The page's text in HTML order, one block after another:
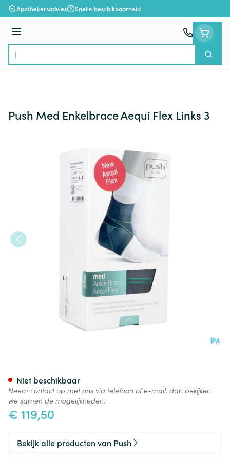
Ga naar de inhoud
Apothekersadvies Snelle beschikbaarheid
Menu
Product, merk, categorie...
Zoek
Push Med Enkelbrace Aequi Flex Links 3
€ 119,50
Niet beschikbaar
Neem contact op met ons via telefoon of e-mail, dan bekijken
we samen de mogelijkheden.
Bekijk alle producten van Push